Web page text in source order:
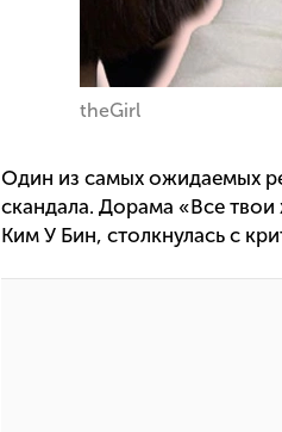
theGirl
Один из самых ожидаемых
скандала. Дорама «Все
Ким У Бин, столкнулась с